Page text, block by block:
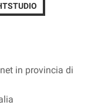
in provincia di